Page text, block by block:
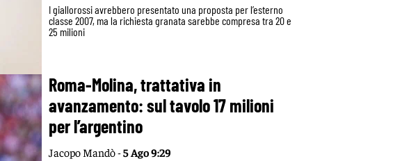
I giallorossi avrebbero presentato una proposta per l’esterno
classe 2007, ma la richiesta granata sarebbe compresa tra 20 e
25 milioni
Roma-Molina, trattativa in
avanzamento: sul tavolo 17 milioni
per l’argentino
Jacopo Mandò -5 Ago 9:29